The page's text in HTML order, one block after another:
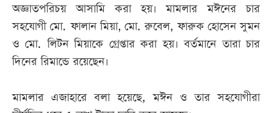
অজ্ঞাতপরিচয় আসামি করা হয়। মামলার মঈনের চার
সহযোগী মো. ফালান মিয়া, মো. রুবেল, ফারুক হোসেন সুমন
ও মো. লিটন মিয়াকে গ্রেপ্তার করা হয়। বর্তমানে তারা চার
দিনের রিমান্ডে রয়েছেন।
মামলার এজাহারে বলা হয়েছে, মঈন ও তার সহযোগীরা